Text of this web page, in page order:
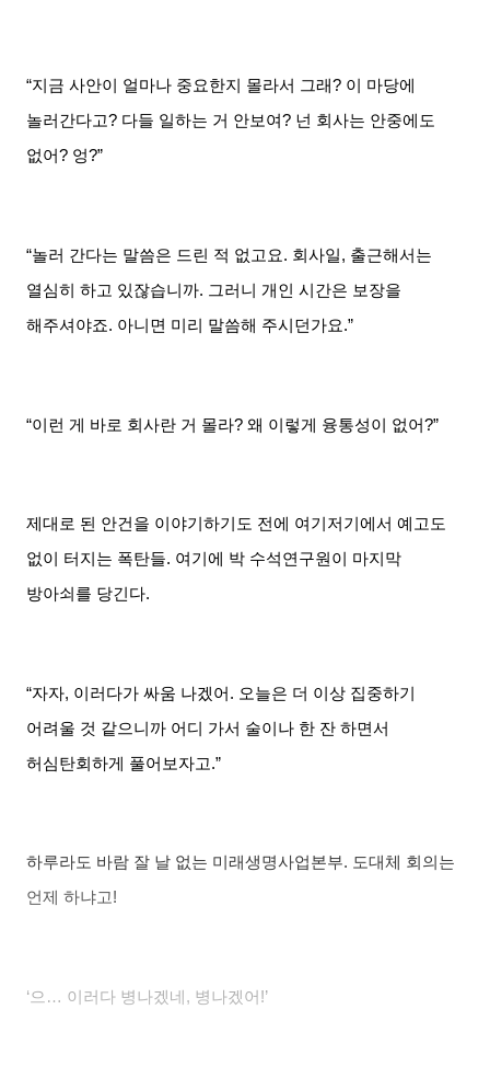
“지금 사안이 얼마나 중요한지 몰라서 그래? 이 마당에
놀러간다고? 다들 일하는 거 안보여? 넌 회사는 안중에도
없어? 엉?”
“놀러 간다는 말씀은 드린 적 없고요. 회사일, 출근해서는
열심히 하고 있잖습니까. 그러니 개인 시간은 보장을
해주셔야죠. 아니면 미리 말씀해 주시던가요.”
“이런 게 바로 회사란 거 몰라?왜 이렇게 융통성이 없어?”
제대로 된 안건을 이야기하기도 전에 여기저기에서 예고도
없이 터지는 폭탄들. 여기에 박 수석연구원이 마지막
방아쇠를 당긴다.
“자자, 이러다가 싸움 나겠어 . 오늘은 더 이상 집중하기
어려울 것 같으니까 어디 가서 술이나 한 잔 하면서
허심탄회하게 풀어보자고.”
하루라도 바람 잘 날 없는 미래생명사업본부. 도대체 회의는
언제 하냐고!
‘으… 이러다 병나겠네 , 병나겠어 !’